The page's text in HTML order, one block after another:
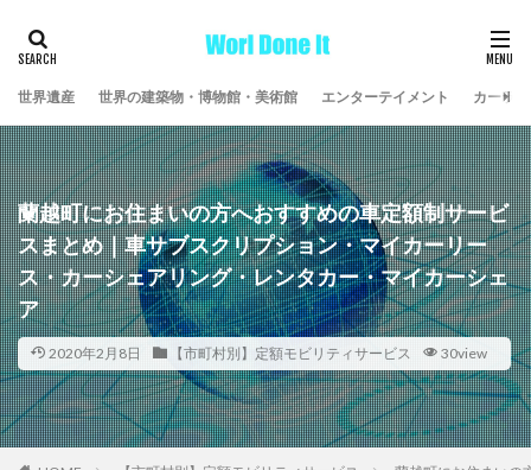
世界遺産 世界の建築物・博物館・美術館 エンターテイメント カーラ
蘭越町にお住まいの方へおすすめの車定額制サービ
スまとめ｜車サブスクリプション・マイカーリー
ス・カーシェアリング・レンタカー・マイカーシェ
ア
2020年2月8日 【市町村別】定額モビリティサービス 30view